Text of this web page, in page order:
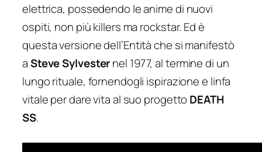
elettrica, possedendo le anime di nuovi
ospiti, non più killers ma rockstar. Ed è
questa versione dell’Entità che si manifestò
aSteve Sylvesternel 1977, al termine di un
lungo rituale, fornendogli ispirazione e linfa
vitale per dare vita al suo progetto DEATH
SS.